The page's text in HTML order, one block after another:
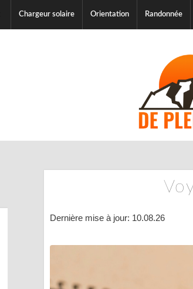
Chargeur solaire Orientation Randonnée
Dernière mise à jour: 10.08.26